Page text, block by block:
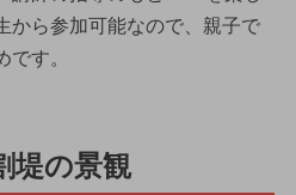
から参加可能なので、親子で
す。
堤の景観